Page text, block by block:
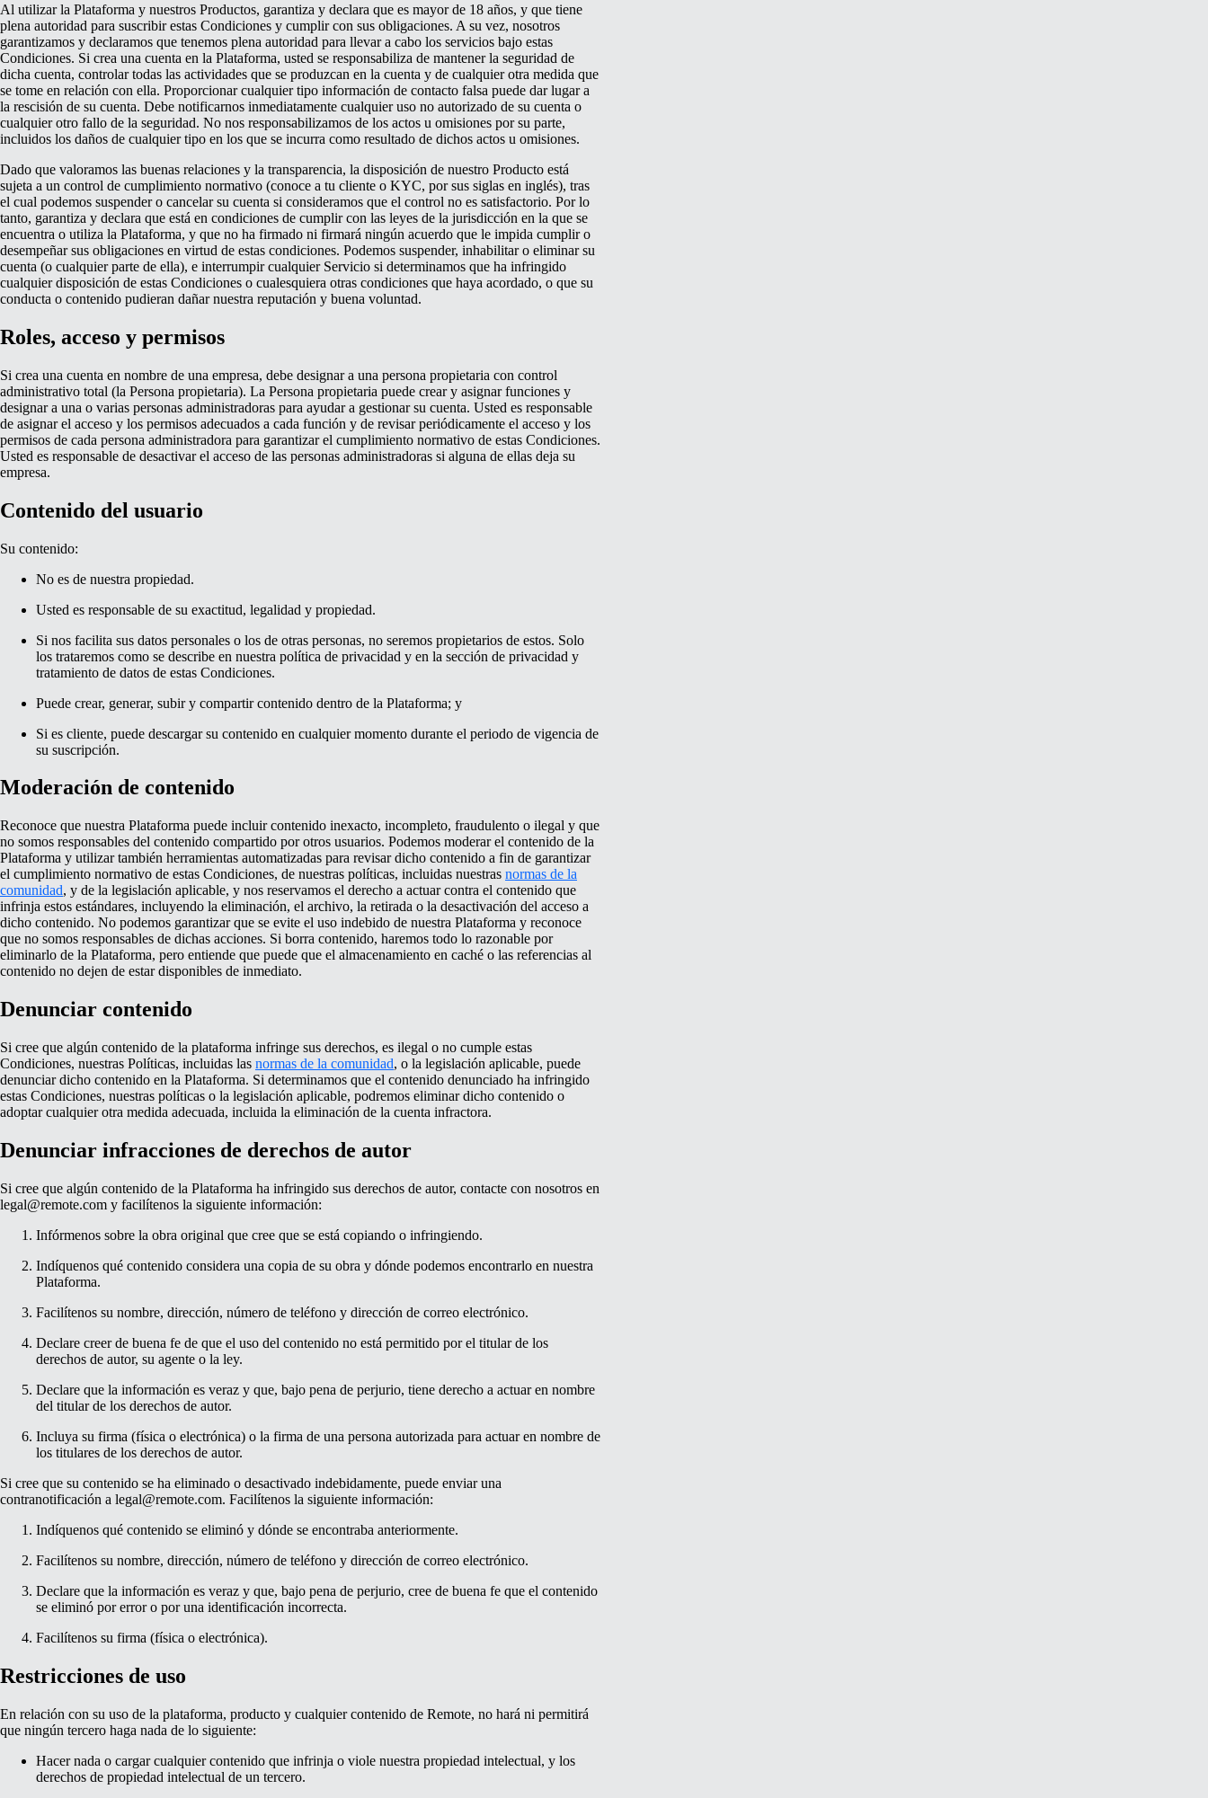
Al utilizar la Plataforma y nuestros Productos, garantiza y declara que es mayor de 18 años, y que tiene
plena autoridad para suscribir estas Condiciones y cumplir con sus obligaciones. A su vez, nosotros
garantizamos y declaramos que tenemos plena autoridad para llevar a cabo los servicios bajo estas
Condiciones. Si crea una cuenta en la Plataforma, usted se responsabiliza de mantener la seguridad de
dicha cuenta, controlar todas las actividades que se produzcan en la cuenta y de cualquier otra medida que
se tome en relación con ella. Proporcionar cualquier tipo información de contacto falsa puede dar lugar a
la rescisión de su cuenta. Debe notificarnos inmediatamente cualquier uso no autorizado de su cuenta o
cualquier otro fallo de la seguridad. No nos responsabilizamos de los actos u omisiones por su parte,
incluidos los daños de cualquier tipo en los que se incurra como resultado de dichos actos u omisiones.
Dado que valoramos las buenas relaciones y la transparencia, la disposición de nuestro Producto está
sujeta a un control de cumplimiento normativo (conoce a tu cliente o KYC, por sus siglas en inglés), tras
el cual podemos suspender o cancelar su cuenta si consideramos que el control no es satisfactorio. Por lo
tanto, garantiza y declara que está en condiciones de cumplir con las leyes de la jurisdicción en la que se
encuentra o utiliza la Plataforma, y que no ha firmado ni firmará ningún acuerdo que le impida cumplir o
desempeñar sus obligaciones en virtud de estas condiciones. Podemos suspender, inhabilitar o eliminar su
cuenta (o cualquier parte de ella), e interrumpir cualquier Servicio si determinamos que ha infringido
cualquier disposición de estas Condiciones o cualesquiera otras condiciones que haya acordado, o que su
conducta o contenido pudieran dañar nuestra reputación y buena voluntad.
Roles, acceso y permisos
Si crea una cuenta en nombre de una empresa, debe designar a una persona propietaria con control
administrativo total (la Persona propietaria). La Persona propietaria puede crear y asignar funciones y
designar a una o varias personas administradoras para ayudar a gestionar su cuenta. Usted es responsable
de asignar el acceso y los permisos adecuados a cada función y de revisar periódicamente el acceso y los
permisos de cada persona administradora para garantizar el cumplimiento normativo de estas Condiciones.
Usted es responsable de desactivar el acceso de las personas administradoras si alguna de ellas deja su
empresa.
Contenido del usuario
Su contenido:
No es de nuestra propiedad.
Usted es responsable de su exactitud, legalidad y propiedad.
Si nos facilita sus datos personales o los de otras personas, no seremos propietarios de estos. Solo
los trataremos como se describe en nuestra política de privacidad y en la sección de privacidad y
tratamiento de datos de estas Condiciones.
Puede crear, generar, subir y compartir contenido dentro de la Plataforma; y
Si es cliente, puede descargar su contenido en cualquier momento durante el periodo de vigencia de
su suscripción.
Moderación de contenido
Reconoce que nuestra Plataforma puede incluir contenido inexacto, incompleto, fraudulento o ilegal y que
no somos responsables del contenido compartido por otros usuarios. Podemos moderar el contenido de la
Plataforma y utilizar también herramientas automatizadas para revisar dicho contenido a fin de garantizar
el cumplimiento normativo de estas Condiciones, de nuestras políticas, incluidas nuestras normas de la
comunidad, y de la legislación aplicable, y nos reservamos el derecho a actuar contra el contenido que
infrinja estos estándares, incluyendo la eliminación, el archivo, la retirada o la desactivación del acceso a
dicho contenido. No podemos garantizar que se evite el uso indebido de nuestra Plataforma y reconoce
que no somos responsables de dichas acciones. Si borra contenido, haremos todo lo razonable por
eliminarlo de la Plataforma, pero entiende que puede que el almacenamiento en caché o las referencias al
contenido no dejen de estar disponibles de inmediato.
Denunciar contenido
Si cree que algún contenido de la plataforma infringe sus derechos, es ilegal o no cumple estas
Condiciones, nuestras Políticas, incluidas las normas de la comunidad, o la legislación aplicable, puede
denunciar dicho contenido en la Plataforma. Si determinamos que el contenido denunciado ha infringido
estas Condiciones, nuestras políticas o la legislación aplicable, podremos eliminar dicho contenido o
adoptar cualquier otra medida adecuada, incluida la eliminación de la cuenta infractora.
Denunciar infracciones de derechos de autor
Si cree que algún contenido de la Plataforma ha infringido sus derechos de autor, contacte con nosotros en
legal@remote.com y facilítenos la siguiente información:
Infórmenos sobre la obra original que cree que se está copiando o infringiendo.
Indíquenos qué contenido considera una copia de su obra y dónde podemos encontrarlo en nuestra
Plataforma.
Facilítenos su nombre, dirección, número de teléfono y dirección de correo electrónico.
Declare creer de buena fe de que el uso del contenido no está permitido por el titular de los
derechos de autor, su agente o la ley.
Declare que la información es veraz y que, bajo pena de perjurio, tiene derecho a actuar en nombre
del titular de los derechos de autor.
Incluya su firma (física o electrónica) o la firma de una persona autorizada para actuar en nombre de
los titulares de los derechos de autor.
Si cree que su contenido se ha eliminado o desactivado indebidamente, puede enviar una
contranotificación a legal@remote.com. Facilítenos la siguiente información:
Indíquenos qué contenido se eliminó y dónde se encontraba anteriormente.
Facilítenos su nombre, dirección, número de teléfono y dirección de correo electrónico.
Declare que la información es veraz y que, bajo pena de perjurio, cree de buena fe que el contenido
se eliminó por error o por una identificación incorrecta.
Facilítenos su firma (física o electrónica).
Restricciones de uso
En relación con su uso de la plataforma, producto y cualquier contenido de Remote, no hará ni permitirá
que ningún tercero haga nada de lo siguiente:
Hacer nada o cargar cualquier contenido que infrinja o viole nuestra propiedad intelectual, y los
derechos de propiedad intelectual de un tercero.